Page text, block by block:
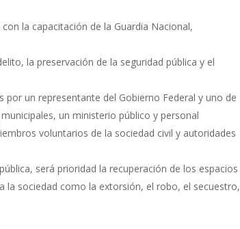
la capacitación de la Guardia Nacional,
la preservación de la seguridad pública y el
un representante del Gobierno Federal y uno de
un ministerio público y personal
voluntarios de la sociedad civil y autoridades
será prioridad la recuperación de los espacios
la sociedad como la extorsión, el robo, el secuestro,